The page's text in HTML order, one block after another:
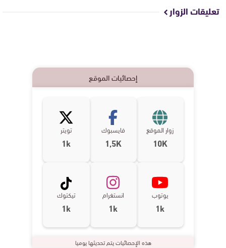
تعليقات الزوار
إحصائيات الموقع
زوار الموقع
10K
فايسبوك
1,5K
تويتر
1k
يوتوب
1k
انستغرام
1k
تيكتوك
1k
هذه الإحصائيات يتم تحديثها يوميا